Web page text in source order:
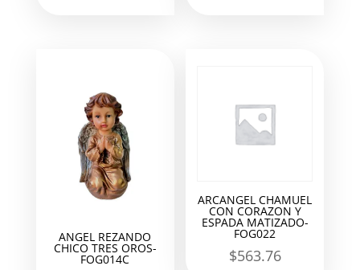
ANGEL REZANDO
CHICO TRES OROS-
FOG014C
ARCANGEL CHAMUEL
CON CORAZON Y
ESPADA MATIZADO-
FOG022
$563.76